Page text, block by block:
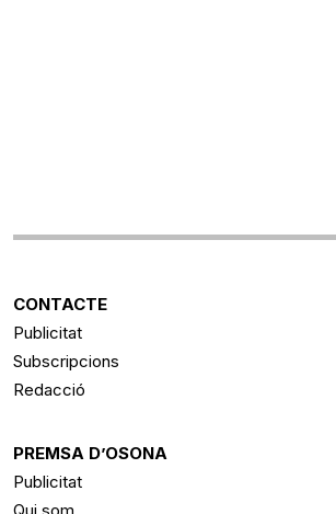
CONTACTE
Publicitat
Subscripcions
Redacció
PREMSA D’OSONA
Publicitat